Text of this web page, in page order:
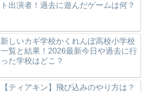
ト出演者！過去に遊んだゲームは何？
新しいカギ学校かくれんぼ高校小学校
一覧と結果！2026最新今日や過去に行
った学校はどこ？
【ティアキン】飛び込みのやり方は？